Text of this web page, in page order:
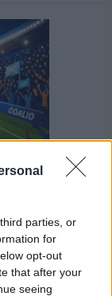
parties, or
for
opt-out
that after your
seeing